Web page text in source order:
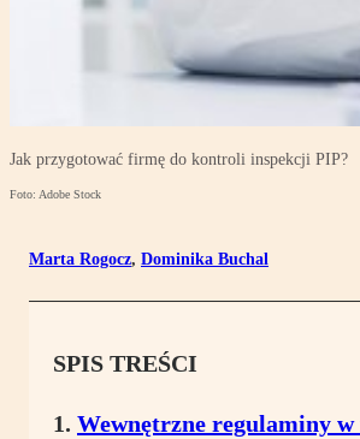
Jak przygotować firmę do kontroli inspekcji PIP?
Foto: Adobe Stock
Marta Rogocz, Dominika Buchal
SPIS TREŚCI
Wewnętrzne regulaminy